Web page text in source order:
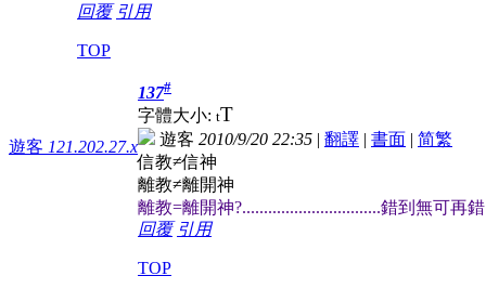
回覆 引用
TOP
遊客 121.202.27.x
137#
字體大小: tT
遊客 2010/9/20 22:35 | 翻譯 | 書面 | 简繁
信教≠信神
離教≠離開神
離教=離開神?................................錯到無可再
回覆 引用
TOP